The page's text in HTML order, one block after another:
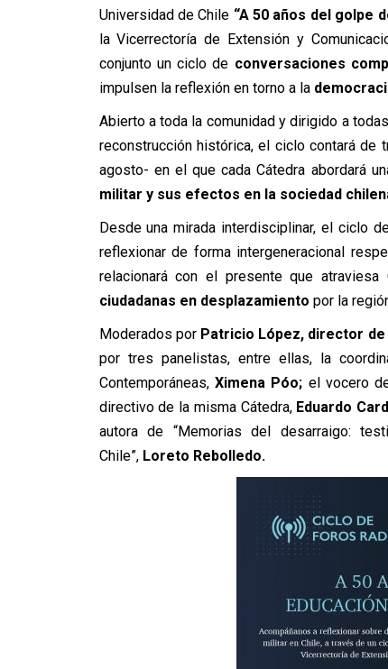
Universidad de Chile “A 50 años del golpe
la Vicerrectoría de Extensión y
conjunto un ciclo de conversaciones
impulsen la reflexión en torno a la
Abierto a toda la comunidad y dirigido a
reconstrucción histórica, el ciclo contará
agosto- en el que cada Cátedra abordará
militar y sus efectos en la sociedad
Desde una mirada interdisciplinar, el ciclo
reflexionar de forma intergeneracional
relacionará con el presente que
ciudadanas en desplazamiento por la
Moderados por Patricio López, director de
por tres panelistas, entre ellas, la
Contemporáneas,Ximena Póo; el vocero
directivo de la misma Cátedra, Eduardo
autora de “Memorias del desarraigo:
Chile”, Loreto Rebolledo.